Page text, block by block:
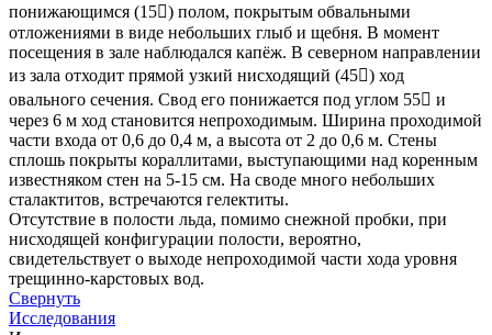
понижающимся (15) полом, покрытым обвальными
отложениями в виде небольших глыб и щебня. В момент
посещения в зале наблюдался капёж. В северном направлении
из зала отходит прямой узкий нисходящий (45) ход
овального сечения. Свод его понижается под углом 55 и
через 6 м ход становится непроходимым. Ширина проходимой
части входа от 0,6 до 0,4 м, а высота от 2 до 0,6 м. Стены
сплошь покрыты кораллитами, выступающими над коренным
известняком стен на 5-15 см. На своде много небольших
сталактитов, встречаются гелектиты.
Отсутствие в полости льда, помимо снежной пробки, при
нисходящей конфигурации полости, вероятно,
свидетельствует о выходе непроходимой части хода уровня
трещинно-карстовых вод.
Свернуть
Исследования